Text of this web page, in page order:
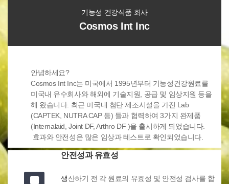
기능성 건강식품 회사
Cosmos Int Inc
안녕하세요?
Cosmos Int Inc는 미국에서 1995년부터 기능성건강원료를
미국내 유수회사와 해외에 기술지원, 공급 및 임상지원 등을
해 왔습니다. 최근 미국내 첨단 제조시설을 가진 Lab
(CAPTEK, NUTRA CAP 등) 들과 협력하여 3가지 완제품
(Internalaid, Joint DF, Arthro DF )을 출시하게 되었습니다.
효과와 안전성은 많은 임상과 테스트로 확인되었습니다.
안전성과 유효성
생산하기 전 각 원료의 유효성 및 안전성 검사를 합